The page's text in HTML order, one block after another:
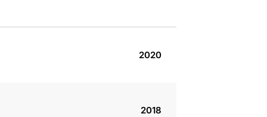
2020
2018